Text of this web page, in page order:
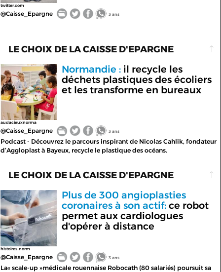
twitter.com
@Caisse_Epargne 3 ans
LE CHOIX DE LA CAISSE D'EPARGNE
audacieuxnorma
Normandie :il recycle les
déchets plastiques des écoliers
et les transforme en bureaux
@Caisse_Epargne 3 ans
Podcast - Découvrez le parcours inspirant de Nicolas Cahlik, fondateur
d’Aggloplast à Bayeux, recycle le plastique des océans.
LE CHOIX DE LA CAISSE D'EPARGNE
histoires-norm
Plus de 300 angioplasties
coronaires à son actif:ce robot
permet aux cardiologues
d'opérer à distance
@Caisse_Epargne 3 ans
La« scale-up »médicale rouennaise Robocath (80 salariés) poursuit sa